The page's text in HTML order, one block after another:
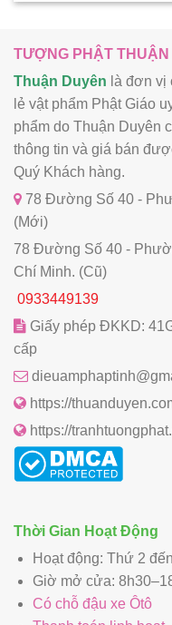
TƯỢNG PHẬT THUẬN
Thuận Duyên là đơn vị
lẻ vật phẩm Phật Giáo
phẩm do Thuận Duyên
thông tin và giá bán
Quý Khách hàng.
78 Đường Số 40 -
(Mới)
78 Đường Số 40 -
Chí Minh. (Cũ)
0933449139
Giấy phép ĐKKD:
cấp
https://
https://
Thời Gian Hoạt Động
Hoạt động: Thứ 2
Giờ mở cửa:
Có chỗ đậu xe Ôtô